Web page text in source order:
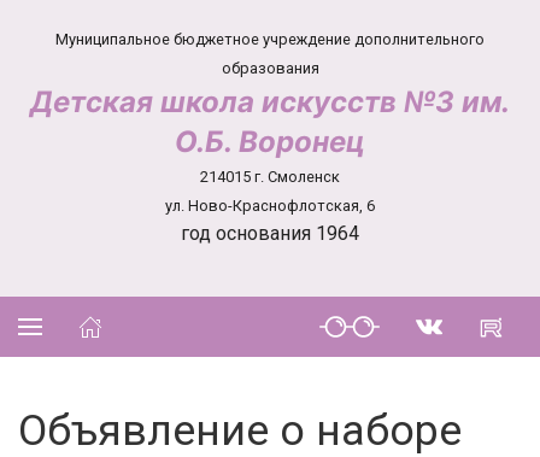
Муниципальное бюджетное учреждение дополнительного
образования
Детская школа искусств №3 им.
О.Б. Воронец
214015 г. Смоленск
ул. Ново-Краснофлотская, 6
год основания 1964
Объявление о наборе